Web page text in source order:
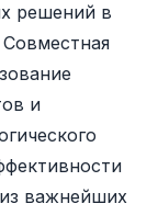
решений в
и
важнейших